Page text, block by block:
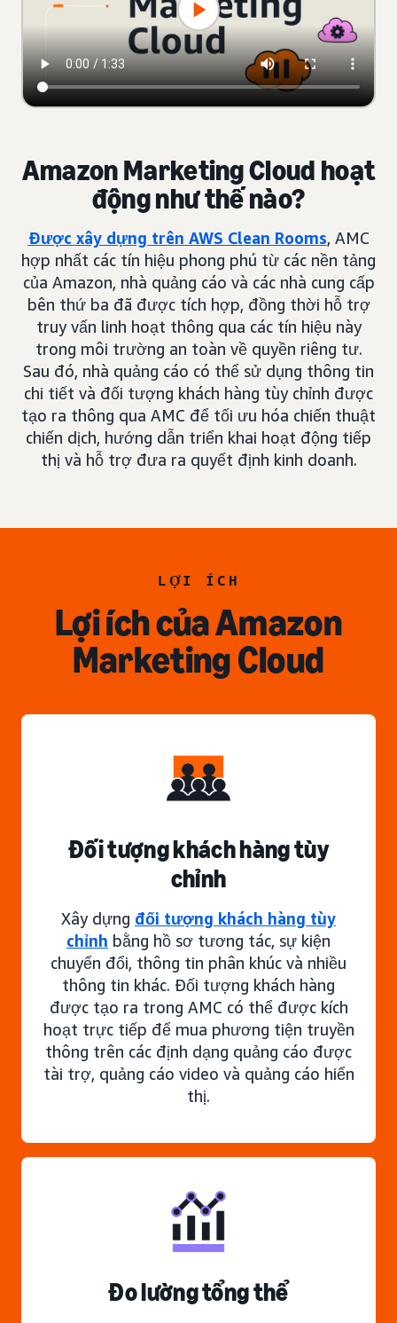
Amazon Marketing Cloud hoạt
động như thế nào?
Được xây dựng trên AWS Clean Rooms, AMC
hợp nhất các tín hiệu phong phú từ các nền tảng
của Amazon, nhà quảng cáo và các nhà cung cấp
bên thứ ba đã được tích hợp, đồng thời hỗ trợ
truy vấn linh hoạt thông qua các tín hiệu này
trong môi trường an toàn về quyền riêng tư.
Sau đó, nhà quảng cáo có thể sử dụng thông tin
chi tiết và đối tượng khách hàng tùy chỉnh được
tạo ra thông qua AMC để tối ưu hóa chiến thuật
chiến dịch, hướng dẫn triển khai hoạt động tiếp
thị và hỗ trợ đưa ra quyết định kinh doanh.
LỢI ÍCH
Lợi ích của Amazon
Marketing Cloud
Đối tượng khách hàng tùy
chỉnh
Xây dựng đối tượng khách hàng tùy
chỉnh bằng hồ sơ tương tác, sự kiện
chuyển đổi, thông tin phân khúc và nhiều
thông tin khác. Đối tượng khách hàng
được tạo ra trong AMC có thể được kích
hoạt trực tiếp để mua phương tiện truyền
thông trên các định dạng quảng cáo được
tài trợ, quảng cáo video và quảng cáo hiển
thị.
Đo lường tổng thể